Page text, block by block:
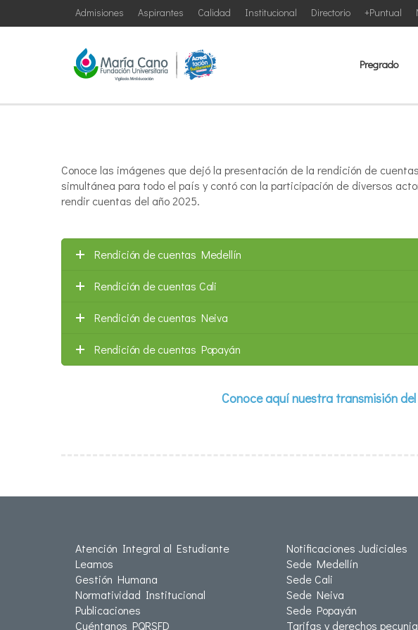
+Puntual
Directorio
Institucional
Calidad
Aspirantes
Admisiones
Pregrado
Conoce las imágenes que dejó la presentación de la rendición de
simultánea para todo el país y contó con la participación de diversos
rendir cuentas del año 2025.
Rendición de cuentas Medellín
Rendición de cuentas Cali
Rendición de cuentas Neiva
Rendición de cuentas Popayán
Conoce aquí nuestra transmisión
Atención Integral al Estudiante
Leamos
Gestión Humana
Normatividad Institucional
Publicaciones
Cuéntanos PQRSFD
Notificaciones Judiciales
Sede Medellín
Sede Cali
Sede Neiva
Sede Popayán
Tarifas y derechos